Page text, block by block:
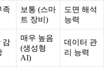
족
보통 (스마
트 장비)
도면 해석
능력
감
매우 높음
(생성형
AI)
데이터 관
리 능력